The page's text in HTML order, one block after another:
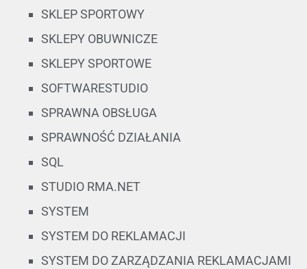
SKLEP SPORTOWY
SKLEPY OBUWNICZE
SKLEPY SPORTOWE
SOFTWARESTUDIO
SPRAWNA OBSŁUGA
SPRAWNOŚĆ DZIAŁANIA
SQL
STUDIO RMA.NET
SYSTEM
SYSTEM DO REKLAMACJI
SYSTEM DO ZARZĄDZANIA REKLAMACJAMI